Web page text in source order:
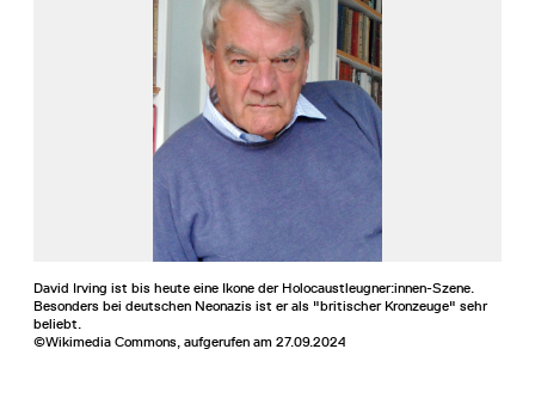
David Irving ist bis heute eine Ikone der Holocaustleugner:innen-Szene.
Besonders bei deutschen Neonazis ist er als "britischer Kronzeuge" sehr
beliebt.
©Wikimedia Commons, aufgerufen am 27.09.2024